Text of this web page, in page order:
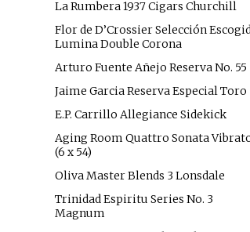
La Rumbera 1937 Cigars Churchill
Flor de D’Crossier Selección
Lumina Double Corona
Arturo Fuente Añejo Reserva No. 55
Jaime Garcia Reserva Especial Toro
E.P. Carrillo Allegiance Sidekick
Aging Room Quattro Sonata
(6 x 54)
Oliva Master Blends 3 Lonsdale
Trinidad Espiritu Series No. 3
Magnum